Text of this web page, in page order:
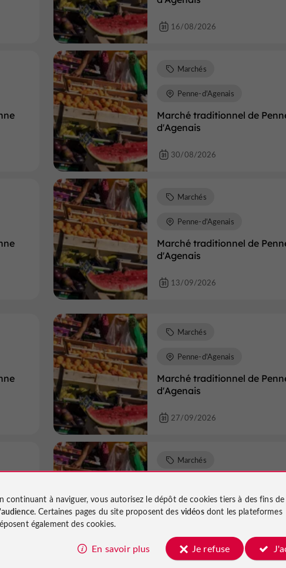
16/08/2026
Marché traditionnel de
d'Agenais
Marchés
Penne-d'Agenais
30/08/2026
Marché traditionnel de
d'Agenais
Marchés
Penne-d'Agenais
13/09/2026
Marché traditionnel de
d'Agenais
Marchés
Penne-d'Agenais
27/09/2026
Marché traditionnel de
Marchés
11/10/2026
continuant à naviguer, vous autorisez le dépôt de cookies tiers à des fins
. Certaines pages du site proposent des vidéosdont les plateformes
également des cookies.
En savoir plus Je refuse